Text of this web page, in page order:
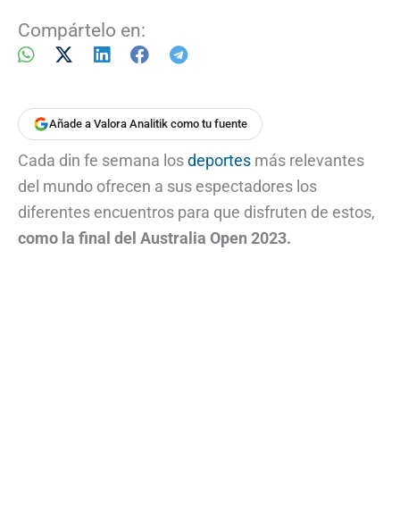
Compártelo en:
Añade a Valora Analitik como tu fuente
Cada din fe semana losdeportes más relevantes
del mundo ofrecen a sus espectadores los
diferentes encuentros para que disfruten de estos,
como la final del Australia Open 2023.